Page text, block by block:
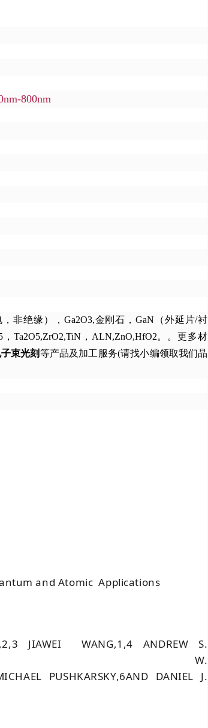
800nm
非绝缘），Ga2O3,金刚石，GaN（外延片/衬
Ta2O5,ZrO2,TiN，ALN,ZnO,HfO2。。更多材
束光刻 等产品及加工服务(请找小编领取我们晶
and Atomic Applications
JIAWEI WANG,1,4 ANDREWS.
W.
ICHAEL PUSHKARSKY,6AND DANIEL J.